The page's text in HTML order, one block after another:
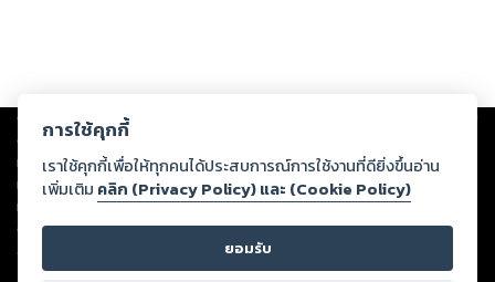
Copyright © 2026
ต่อผลงานหรือเนื้อหาใดที่อัปโหลดผ่านเว็บไซต์และปรากฏว่าละเมิดสิทธิใน
ทรัพย์สินทางปัญญาของบุคคลอื่นหรือขัดต่อกฎหมายและศีลธรรม ดังนั้น ผู้อ่าน
ทุกท่านโปรดใช้วิจารณญาณในการกลั่นกรองด้วยตนเอง และหากท่านพบว่าส่วน
หนึ่งส่วนใดขัดต่อกฎหมายและศีลธรรม กรุณาแจ้งมายังบริษัท เพื่อทีมงานจะได้
ดำเนินการในทันที ทั้งนี้ ทางสตอรี่ล็อกขอสงวนลิขสิทธิ์ตามพระราชบัญญัติ
ลิขสิทธิ์ พ.ศ. 2537 (ฉบับล่าสุด)
การใช้คุกกี้
เราใช้คุกกี้เพื่อให้ทุกคนได้ประสบการณ์การใช้งานที่ดียิ่งขึ้นอ่าน
เพิ่มเติม คลิก (Privacy Policy) และ (Cookie Policy)
ยอมรับ